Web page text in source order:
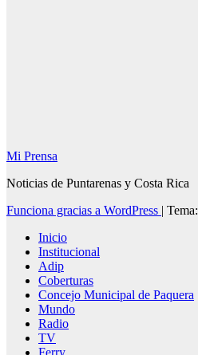
Mi Prensa
Noticias de Puntarenas y Costa Rica
Funciona gracias a WordPress | Tema:
Inicio
Institucional
Adip
Coberturas
Concejo Municipal de Paquera
Mundo
Radio
TV
Ferry